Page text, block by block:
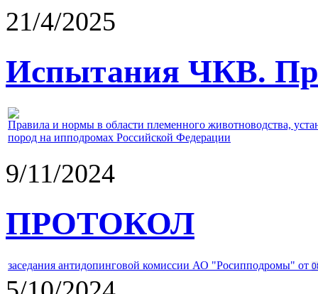
21/4/2025
Испытания ЧКВ.
Правила и нормы в области племенного животноводства,
пород на ипподромах Российской Федерации
9/11/2024
ПРОТОКОЛ
заседания антидопинговой комиссии АО "Росипподромы" от